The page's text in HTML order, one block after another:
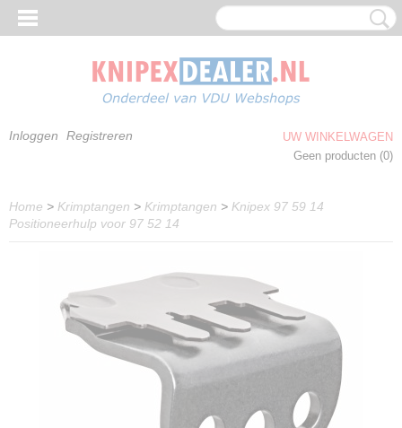
Inloggen Registreren
UW WINKELWAGEN
Geen producten (0)
Home > Krimptangen > Krimptangen > Knipex 97 59 14
Positioneerhulp voor 97 52 14